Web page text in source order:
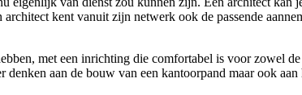
kent vanuit zijn netwerk ook de passende
met een inrichting die comfortabel is voor zowel
aan de bouw van een kantoorpand maar ook